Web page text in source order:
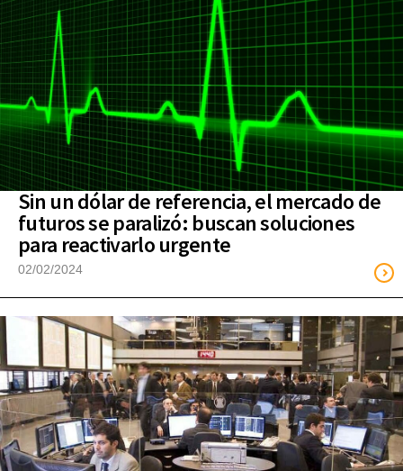
Sin un dólar de referencia, el mercado de
futuros se paralizó: buscan soluciones
para reactivarlo urgente
02/02/2024